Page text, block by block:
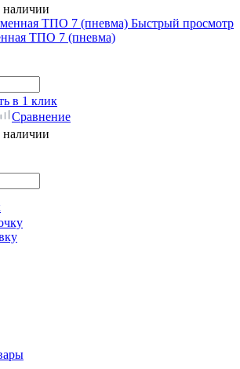
Быстрый просмотр
ТПО 7 (пневма)
в 1 клик
Сравнение